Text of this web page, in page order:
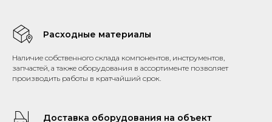
Расходные материалы
Наличие собственного склада компонентов, инструментов,
запчастей, а также оборудования в ассортименте позволяет
производить работы в кратчайший срок.
Доставка оборудования на объект